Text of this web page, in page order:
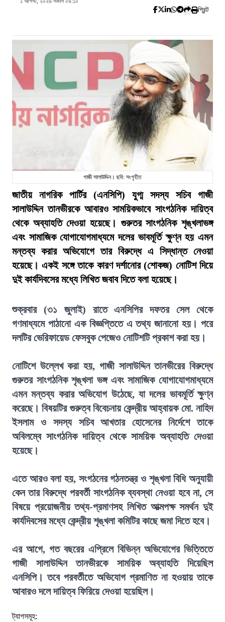
প্রিন্ট
গাজী সালাউদ্দিন। ছবি: সংগৃহীত
জাতীয় নাগরিক পার্টির (এনসিপি) যুগ্ম সদস্য সচিব গাজী
সালাউদ্দিন তানভীরকে আবারও সাময়িকভাবে সাংগঠনিক দায়িত্ব
থেকে অব্যাহতি দেওয়া হয়েছে। গুরুতর সাংগঠনিক শৃঙ্খলাভঙ্গ
এবং সামাজিক যোগাযোগমাধ্যমে দলের ভাবমূর্তি ক্ষুণ্ন হয় এমন
মন্তব্য করার অভিযোগে তার বিরুদ্ধে এ সিদ্ধান্ত নেওয়া
হয়েছে। একই সঙ্গে তাকে কারণ দর্শানোর (শোকজ) নোটিশ দিয়ে
দুই কার্যদিবসের মধ্যে লিখিত জবাব দিতে বলা হয়েছে।
শুক্রবার (৩১ জুলাই) রাতে এনসিপির দফতর সেল থেকে
গণমাধ্যমে পাঠানো এক বিজ্ঞপ্তিতে এ তথ্য জানানো হয়। পরে
দলটির ভেরিফায়েড ফেসবুক পেজেও নোটিশটি প্রকাশ করা হয়।
নোটিশে উল্লেখ করা হয়, গাজী সালাউদ্দিন তানভীরের বিরুদ্ধে
গুরুতর সাংগঠনিক শৃঙ্খলা ভঙ্গ এবং সামাজিক যোগাযোগমাধ্যমে
এমন মন্তব্য করার অভিযোগ উঠেছে, যা দলের ভাবমূর্তি ক্ষুণ্ন
করেছে। বিষয়টির গুরুত্ব বিবেচনায় কেন্দ্রীয় আহ্বায়ক মো. নাহিদ
ইসলাম ও সদস্য সচিব আখতার হোসেনের নির্দেশে তাকে
অবিলম্বে সাংগঠনিক দায়িত্ব থেকে সাময়িক অব্যাহতি দেওয়া
হয়েছে।
এতে আরও বলা হয়, সংগঠনের গঠনতন্ত্র ও শৃঙ্খলা বিধি অনুযায়ী
কেন তার বিরুদ্ধে পরবর্তী সাংগঠনিক ব্যবস্থা নেওয়া হবে না, সে
বিষয়ে প্রয়োজনীয় তথ্য-প্রমাণসহ লিখিত আত্মপক্ষ সমর্থন দুই
কার্যদিবসের মধ্যে কেন্দ্রীয় শৃঙ্খলা কমিটির কাছে জমা দিতে হবে।
এর আগে, গত বছরের এপ্রিলে বিভিন্ন অভিযোগের ভিত্তিতে
গাজী সালাউদ্দিন তানভীরকে সাময়িক অব্যাহতি দিয়েছিল
এনসিপি। তবে পরবর্তীতে অভিযোগ প্রমাণিত না হওয়ায় তাকে
আবারও দলে দায়িত্ব ফিরিয়ে দেওয়া হয়েছিল।
ট্যাগসমূহ: